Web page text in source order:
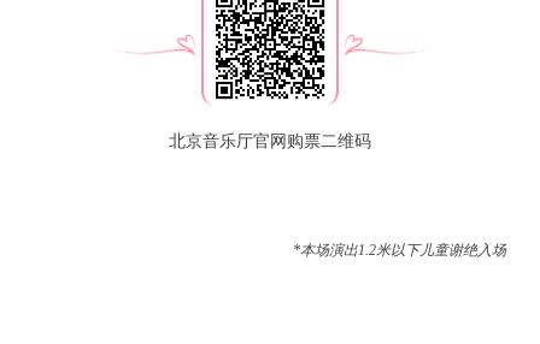
北京音乐厅官网购票二维码
*本场演出1.2米以下儿童谢绝入场